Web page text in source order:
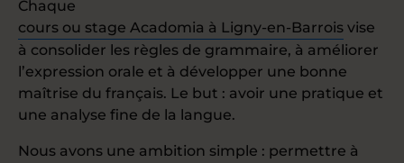
Chaque
cours ou stage Acadomia à Ligny-en-Barrois vise
à consolider les règles de grammaire, à améliorer
l’expression orale et à développer une bonne
maîtrise du français. Le but : avoir une pratique et
une analyse fine de la langue.
Nous avons une ambition simple : permettre à